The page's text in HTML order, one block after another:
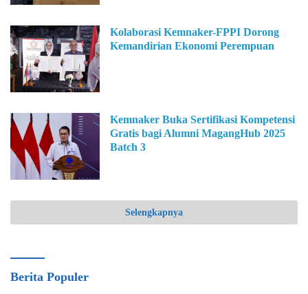
Kolaborasi Kemnaker-FPPI Dorong
Kemandirian Ekonomi Perempuan
Kemnaker Buka Sertifikasi Kompetensi
Gratis bagi Alumni MagangHub 2025
Batch 3
Selengkapnya
Berita Populer